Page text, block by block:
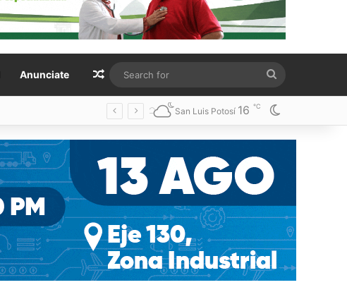
Anunciate Random Article
for
San Luis Potosí 16 ℃